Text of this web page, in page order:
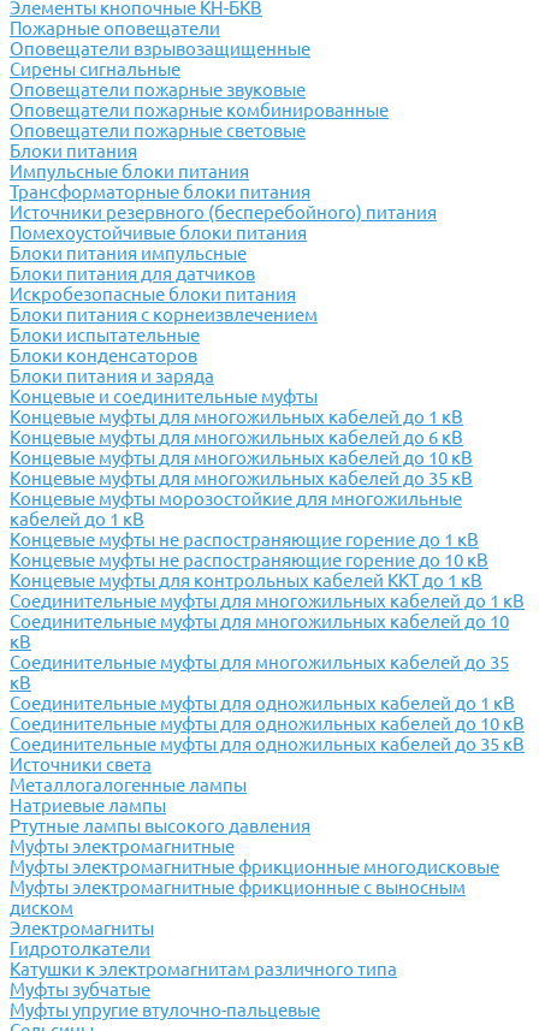
Элементы кнопочные КН-БКВ
Пожарные оповещатели
Оповещатели взрывозащищенные
Сирены сигнальные
Оповещатели пожарные звуковые
Оповещатели пожарные комбинированные
Оповещатели пожарные световые
Блоки питания
Импульсные блоки питания
Трансформаторные блоки питания
Источники резервного (бесперебойного) питания
Помехоустойчивые блоки питания
Блоки питания импульсные
Блоки питания для датчиков
Искробезопасные блоки питания
Блоки питания с корнеизвлечением
Блоки испытательные
Блоки конденсаторов
Блоки питания и заряда
Концевые и соединительные муфты
Концевые муфты для многожильных кабелей до 1 кВ
Концевые муфты для многожильных кабелей до 6 кВ
Концевые муфты для многожильных кабелей до 10 кВ
Концевые муфты для многожильных кабелей до 35 кВ
Концевые муфты морозостойкие для многожильные
кабелей до 1 кВ
Концевые муфты не распостраняющие горение до 1 кВ
Концевые муфты не распостраняющие горение до 10 кВ
Концевые муфты для контрольных кабелей ККТ до 1 кВ
Соединительные муфты для многожильных кабелей до 1 кВ
Соединительные муфты для многожильных кабелей до 10
кВ
Соединительные муфты для многожильных кабелей до 35
кВ
Соединительные муфты для одножильных кабелей до 1 кВ
Соединительные муфты для одножильных кабелей до 10 кВ
Соединительные муфты для одножильных кабелей до 35 кВ
Источники света
Металлогалогенные лампы
Натриевые лампы
Ртутные лампы высокого давления
Муфты электромагнитные
Муфты электромагнитные фрикционные многодисковые
Муфты электромагнитные фрикционные с выносным
диском
Электромагниты
Гидротолкатели
Катушки к электромагнитам различного типа
Муфты зубчатые
Муфты упругие втулочно-пальцевые